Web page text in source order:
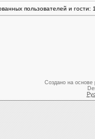
пользователей и гости:
Создано на основе